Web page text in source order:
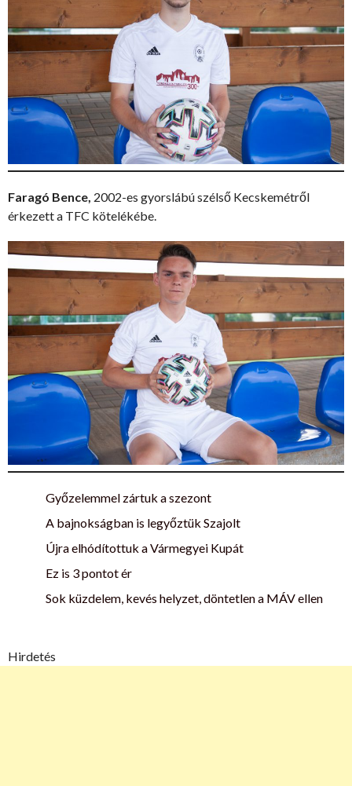
Faragó Bence, 2002-es gyorslábú szélső Kecskemétről
érkezett a TFC kötelékébe.
Győzelemmel zártuk a szezont
A bajnokságban is legyőztük Szajolt
Újra elhódítottuk a Vármegyei Kupát
Ez is 3 pontot ér
Sok küzdelem, kevés helyzet, döntetlen a MÁV ellen
Hirdetés